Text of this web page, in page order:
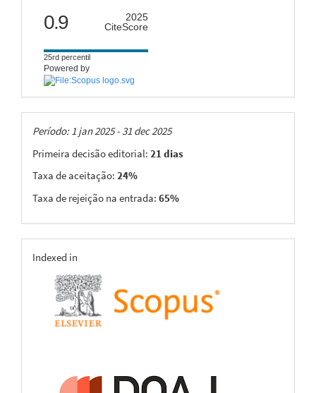
citescore
0.9
2025
CiteScore
25rd percentil
Powered by
Taxas
Período: 1 jan 2025 - 31 dec 2025
Primeira decisão editorial: 21 dias
Taxa de aceitação: 24%
Taxa de rejeição na entrada: 65%
indexing
Indexed in